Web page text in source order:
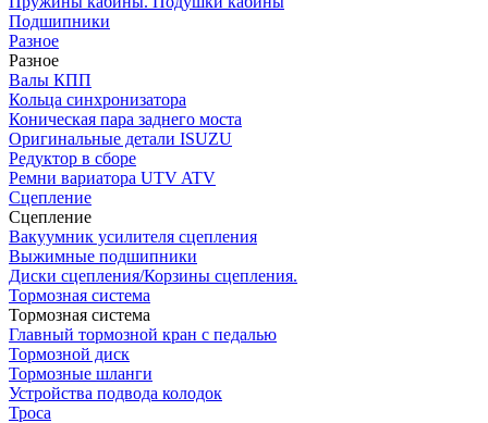
Подшипники
Разное
Разное
Валы КПП
Кольца синхронизатора
Коническая пара заднего моста
Оригинальные детали ISUZU
Редуктор в сборе
Ремни вариатора UTV ATV
Сцепление
Сцепление
Вакуумник усилителя сцепления
Выжимные подшипники
Диски сцепления/Корзины сцепления.
Тормозная система
Тормозная система
Главный тормозной кран с педалью
Тормозной диск
Тормозные шланги
Устройства подвода колодок
Троса